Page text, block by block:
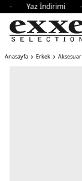
- Yaz
Anasayfa Erkek Aksesuar